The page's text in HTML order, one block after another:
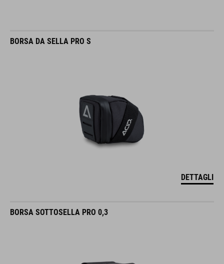
BORSA DA SELLA PRO S
DETTAGLI
BORSA SOTTOSELLA PRO 0,3